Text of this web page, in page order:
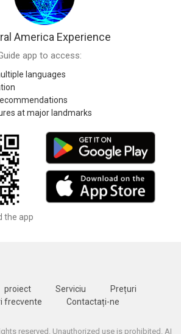
America Experience
app to access:
languages
at major landmarks
the app
proiect Serviciu
Prețuri
frecvente
Contactați-ne
reserved. Unauthorized use is prohibited. AI